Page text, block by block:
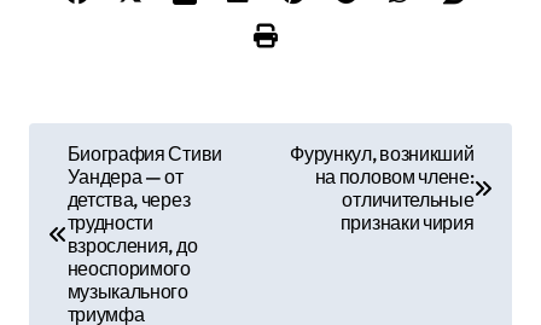
в
Биография Стиви
Уандера — от
детства, через
трудности
взросления, до
неоспоримого
музыкального
триумфа
Фурункул, возникший
на половом члене:
отличительные
признаки чирия